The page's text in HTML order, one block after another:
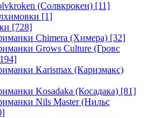
(Солвкрокен) [11]
[1]
[728]
Chimera (Химера) [32]
Grows Culture (Гровс
Karismax (Каризмакс)
Kosadaka (Косадака) [81]
Nils Master (Нильс